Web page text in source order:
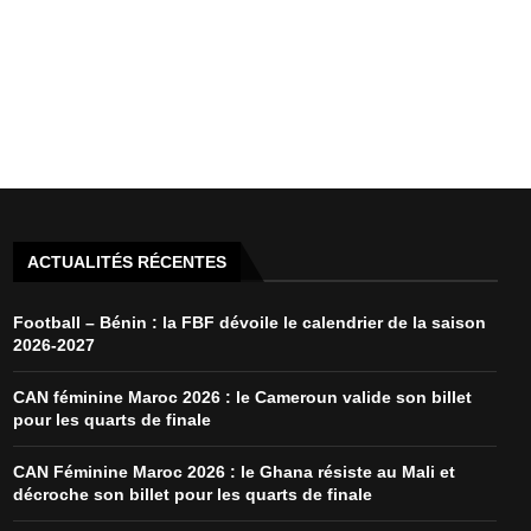
ACTUALITÉS RÉCENTES
Football – Bénin : la FBF dévoile le calendrier de la saison
2026-2027
CAN féminine Maroc 2026 : le Cameroun valide son billet
pour les quarts de finale
CAN Féminine Maroc 2026 : le Ghana résiste au Mali et
décroche son billet pour les quarts de finale